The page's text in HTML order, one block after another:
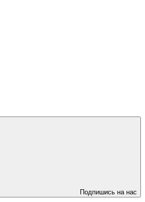
Подпишись на нас